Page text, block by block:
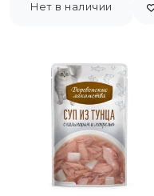
Нет в наличии